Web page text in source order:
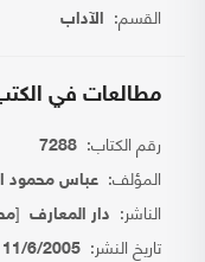
القسم: الآداب
مطالعات في
رقم الكتاب: 7288
المؤلف: عباس محمود
الناشر: دار المعارف [
تاريخ النشر: 11/6/2005 0:00